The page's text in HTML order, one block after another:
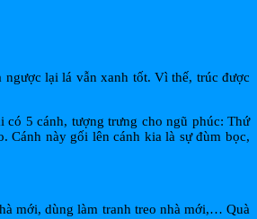
lại lá vẫn xanh tốt. Vì thế, trúc được
5 cánh, tượng trưng cho ngũ phúc: Thứ
Cánh này gối lên cánh kia là sự đùm bọc,
mới, dùng làm tranh treo nhà mới,… Quà